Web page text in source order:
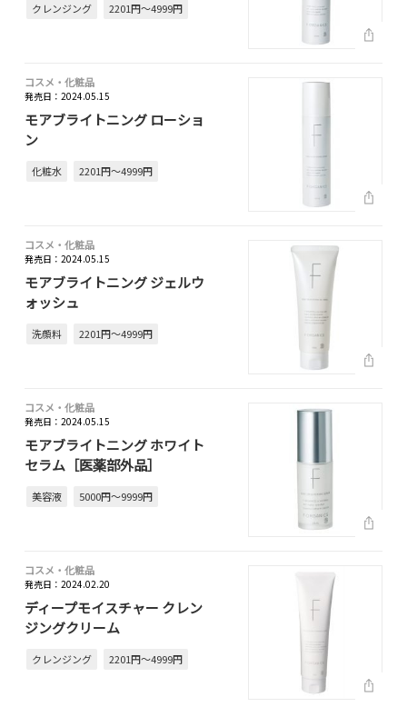
クレンジング 2201円～4999円
コスメ・化粧品
発売日：2024.05.15
モアブライトニング ローショ
ン
化粧水 2201円～4999円
コスメ・化粧品
発売日：2024.05.15
モアブライトニング ジェルウ
ォッシュ
洗顔料 2201円～4999円
コスメ・化粧品
発売日：2024.05.15
モアブライトニング ホワイト
セラム［医薬部外品］
美容液 5000円～9999円
コスメ・化粧品
発売日：2024.02.20
ディープモイスチャー クレン
ジングクリーム
クレンジング 2201円～4999円